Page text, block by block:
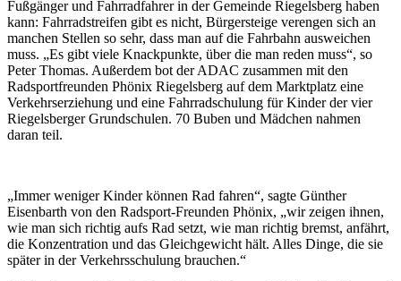
Fußgänger und Fahrradfahrer in der Gemeinde Riegelsberg haben
kann: Fahrradstreifen gibt es nicht, Bürgersteige verengen sich an
manchen Stellen so sehr, dass man auf die Fahrbahn ausweichen
muss. „Es gibt viele Knackpunkte, über die man reden muss“, so
Peter Thomas. Außerdem bot der ADAC zusammen mit den
Radsportfreunden Phönix Riegelsberg auf dem Marktplatz eine
Verkehrserziehung und eine Fahrradschulung für Kinder der vier
Riegelsberger Grundschulen. 70 Buben und Mädchen nahmen
daran teil.
„Immer weniger Kinder können Rad fahren“, sagte Günther
Eisenbarth von den Radsport-Freunden Phönix, „wir zeigen ihnen,
wie man sich richtig aufs Rad setzt, wie man richtig bremst, anfährt,
die Konzentration und das Gleichgewicht hält. Alles Dinge, die sie
später in der Verkehrsschulung brauchen.“